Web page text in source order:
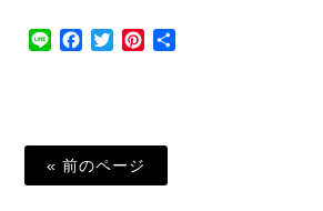
Line Facebook
TwitterPinterest
« 前のページ